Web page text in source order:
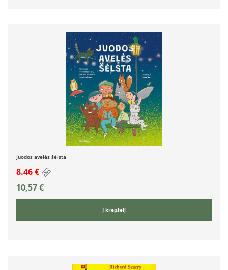
Juodos avelės šėlsta
8.46 €
10,57€
Į krepšelį